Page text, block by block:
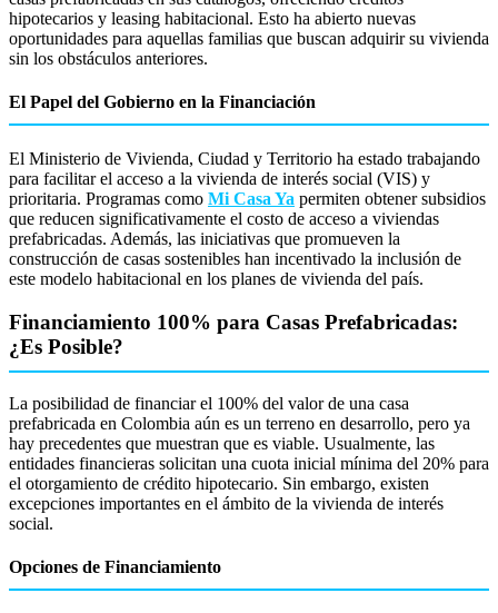
hipotecarios y leasing habitacional. Esto ha abierto nuevas
oportunidades para aquellas familias que buscan adquirir su vivienda
sin los obstáculos anteriores.
El Papel del Gobierno en la Financiación
El Ministerio de Vivienda, Ciudad y Territorio ha estado trabajando
para facilitar el acceso a la vivienda de interés social (VIS) y
prioritaria. Programas como Mi Casa Ya permiten obtener subsidios
que reducen significativamente el costo de acceso a viviendas
prefabricadas. Además, las iniciativas que promueven la
construcción de casas sostenibles han incentivado la inclusión de
este modelo habitacional en los planes de vivienda del país.
Financiamiento 100% para Casas Prefabricadas:
¿Es Posible?
La posibilidad de financiar el 100% del valor de una casa
prefabricada en Colombia aún es un terreno en desarrollo, pero ya
hay precedentes que muestran que es viable. Usualmente, las
entidades financieras solicitan una cuota inicial mínima del 20% para
el otorgamiento de crédito hipotecario. Sin embargo, existen
excepciones importantes en el ámbito de la vivienda de interés
social.
Opciones de Financiamiento